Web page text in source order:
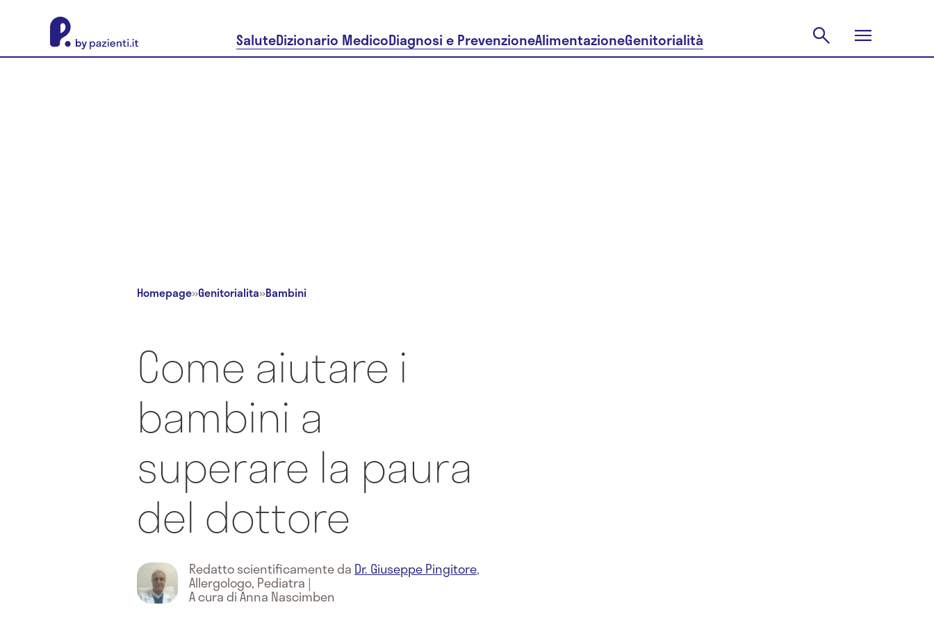
SaluteDizionario MedicoDiagnosi e PrevenzioneAlimentazioneGenitorialità
Homepage»Genitorialita»Bambini
Come aiutare i
bambini a
superare la paura
del dottore
Redatto scientificamente da Dr. Giuseppe Pingitore,
Allergologo, Pediatra |
A cura di Anna Nascimben